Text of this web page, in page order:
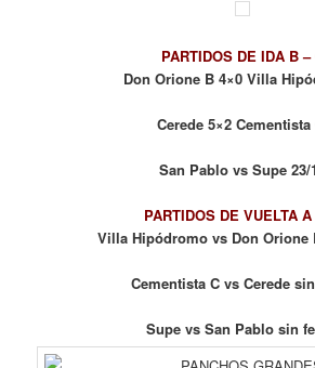
PARTIDOS DE IDA B –
Don Orione B 4×0 Villa
Cerede 5×2 Cementista
San Pablo vs Supe 23/
PARTIDOS DE VUELTA
Villa Hipódromo vs Don Orione
Cementista C vs Cerede
Supe vs San Pablo sin